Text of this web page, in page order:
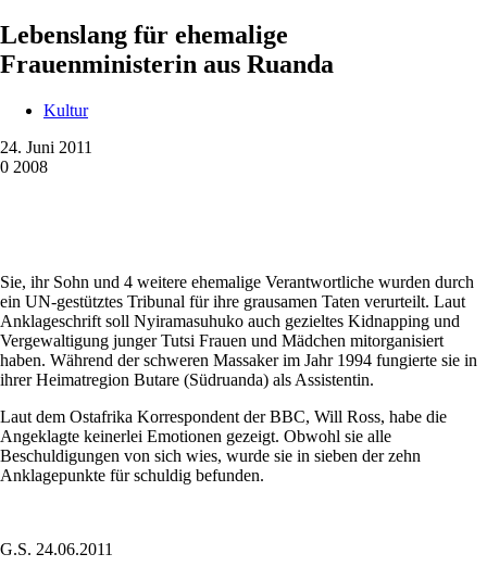
Lebenslang für ehemalige
Frauenministerin aus Ruanda
Kultur
24. Juni 2011
0 2008
Sie, ihr Sohn und 4 weitere ehemalige Verantwortliche wurden durch
ein UN-gestütztes Tribunal für ihre grausamen Taten verurteilt. Laut
Anklageschrift soll Nyiramasuhuko auch gezieltes Kidnapping und
Vergewaltigung junger Tutsi Frauen und Mädchen mitorganisiert
haben. Während der schweren Massaker im Jahr 1994 fungierte sie in
ihrer Heimatregion Butare (Südruanda) als Assistentin.
Laut dem Ostafrika Korrespondent der BBC, Will Ross, habe die
Angeklagte keinerlei Emotionen gezeigt. Obwohl sie alle
Beschuldigungen von sich wies, wurde sie in sieben der zehn
Anklagepunkte für schuldig befunden.
G.S. 24.06.2011